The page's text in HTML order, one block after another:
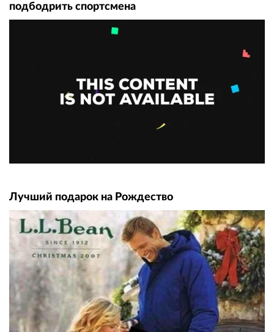
подбодрить спортсмена
Лучший подарок на Рождество